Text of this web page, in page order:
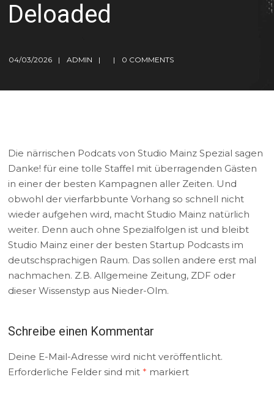
Deloaded
04/03/2026 ADMIN 0 COMMENTS
Die närrischen Podcats von Studio Mainz Spezial sagen
Danke! für eine tolle Staffel mit überragenden Gästen
in einer der besten Kampagnen aller Zeiten. Und
obwohl der vierfarbbunte Vorhang so schnell nicht
wieder aufgehen wird, macht Studio Mainz natürlich
weiter. Denn auch ohne Spezialfolgen ist und bleibt
Studio Mainz einer der besten Startup Podcasts im
deutschsprachigen Raum. Das sollen andere erst mal
nachmachen. Z.B. Allgemeine Zeitung, ZDF oder
dieser Wissenstyp aus Nieder-Olm.
Schreibe einen Kommentar
Deine E-Mail-Adresse wird nicht veröffentlicht.
Erforderliche Felder sind mit* markiert